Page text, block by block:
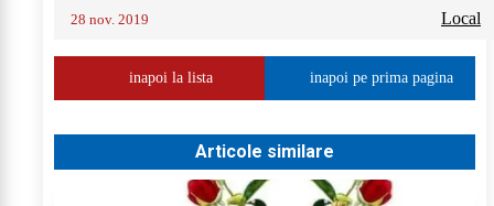
28 nov. 2019 Local
inapoi la lista inapoi pe prima pagina
Articole similare